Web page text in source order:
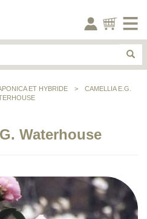
ET HYBRIDE >
CAMELLIA E.G.
Waterhouse